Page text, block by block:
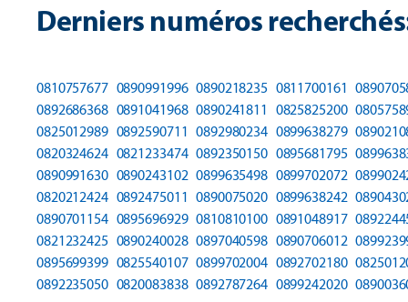
Derniers numéros
0810757677 0890991996 0890218235 0811700161
0892686368 0891041968 0890241811 0825825200
0825012989 0892590711 0892980234 0899638279
0820324624 0821233474 0892350150 0895681795
0890991630 0890243102 0899635498 0899702072
0820212424 0892475011 0890075020 0899638242
0890701154 0895696929 0810810100 0891048917
0821232425 0890240028 0897040598 0890706012
0895699399 0825540107 0899702004 0892702180
0892235050 0820083838 0892787264 0899242020